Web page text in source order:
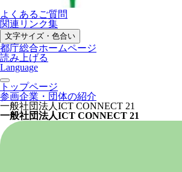
よくあるご質問
関連リンク集
文字サイズ・色合い
都庁総合ホームページ
読み上げる
Language
トップページ
参画企業・団体の紹介
一般社団法人ICT CONNECT 21
一般社団法人ICT CONNECT 21